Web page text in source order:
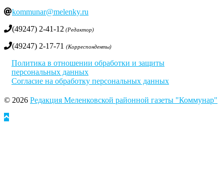
kommunar@melenky.ru
(49247) 2-41-12 (Редактор)
(49247) 2-17-71 (Корреспонденты)
Политика в отношении обработки и защиты
персональных данных
Согласие на обработку персональных данных
© 2026 Редакция Меленковской районной газеты "Коммунар"